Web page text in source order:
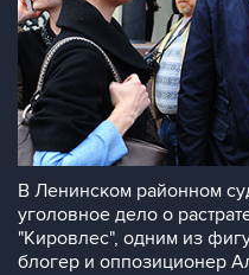
В Ленинском районном
уголовное дело о
"Кировлес", одним из
блогер и оппозиционер